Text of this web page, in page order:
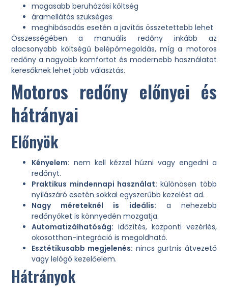
magasabb beruházási költség
áramellátás szükséges
meghibásodás esetén a javítás összetettebb lehet
Összességében a manuális redőny inkább az
alacsonyabb költségű belépőmegoldás, míg a motoros
redőny a nagyobb komfortot és modernebb használatot
keresőknek lehet jobb választás.
Motoros redőny előnyei és
hátrányai
Előnyök
Kényelem: nem kell kézzel húzni vagy engedni a
redőnyt.
Praktikus mindennapi használat: különösen több
nyílászáró esetén sokkal egyszerűbb kezelést ad.
Nagy méreteknél is ideális: a nehezebb
redőnyöket is könnyedén mozgatja.
Automatizálhatóság: időzítés, központi vezérlés,
okosotthon-integráció is megoldható.
Esztétikusabb megjelenés: nincs gurtnis átvezető
vagy lelógó kezelőelem.
Hátrányok